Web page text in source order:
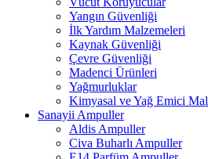
Yangın Güvenliği
İlk Yardım Malzemeleri
Kaynak Güvenliği
Çevre Güvenliği
Madenci Ürünleri
Yağmurluklar
Kimyasal ve Yağ Emici
Sanayii Ampuller
Aldis Ampuller
Civa Buharlı Ampuller